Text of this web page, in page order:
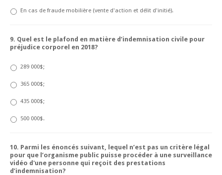
En cas de fraude mobilière (vente d'action et délit d'initié).
9. Quel est le plafond en matière d’indemnisation civile pour
préjudice corporel en 2018?
289 000$;
365 000$;
435 000$;
500 000$.
10. Parmi les énoncés suivant, lequel n’est pas un critère légal
pour que l’organisme public puisse procéder à une surveillance
vidéo d'une personne qui reçoit des prestations
d’indemnisation?